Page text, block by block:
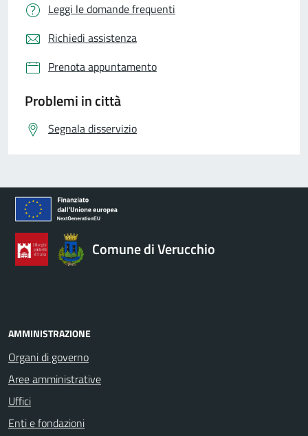
Leggi le domande frequenti
Richiedi assistenza
Prenota appuntamento
Problemi in città
Segnala disservizio
Comune di Verucchio
AMMINISTRAZIONE
Organi di governo
Aree amministrative
Uffici
Enti e fondazioni